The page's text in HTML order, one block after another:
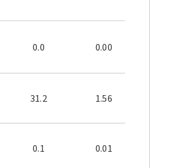
0.0 0.00
31.2 1.56
0.1 0.01